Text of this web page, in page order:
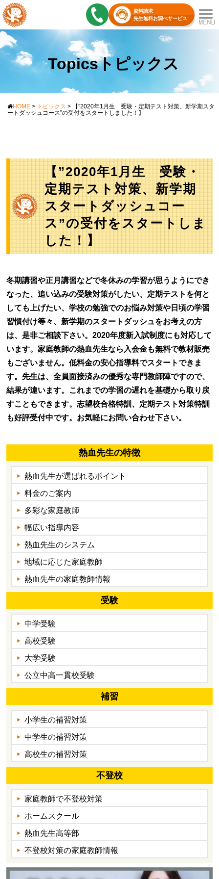
資料請求
先生無料お調べサービス
Topicsトピックス
HOME > トピックス >
【”2020年1月生 受験・定期テスト対策、新学期スタ
ートダッシュコース”の受付をスタートしました！】
【”2020年1月生 受験・
定期テスト対策、新学期
スタートダッシュコー
ス”の受付をスタートしま
した！】
冬期講習や正月講習などで冬休みの学習が思うようにでき
なった、追い込みの受験対策がしたい、定期テストを何と
しても上げたい、学校の勉強でのお悩み対策や日頃の学習
習慣付け等々、新学期のスタートダッシュをお考えの方
は、是非ご相談下さい。2020年度新入試制度にも対応して
います。家庭教師の熱血先生なら入会金も無料で教材販売
もございません。低料金の安心指導料でスタートできま
す。先生は、全員面接済みの優秀な専門教師陣ですので、
結果が違います。これまでの学習の遅れを基礎から取り戻
すこともできます。志望校合格特訓、定期テスト対策特訓
も好評受付中です。お気軽にお問い合わせ下さい。
熱血先生の特徴
熱血先生が選ばれるポイント
料金のご案内
多彩な家庭教師
幅広い指導内容
熱血先生のシステム
地域に応じた家庭教師
熱血先生の家庭教師情報
受験
中学受験
高校受験
大学受験
公立中高一貫校受験
補習
小学生の補習対策
中学生の補習対策
高校生の補習対策
不登校
家庭教師で不登校対策
ホームスクール
熱血先生高等部
不登校対策の家庭教師情報